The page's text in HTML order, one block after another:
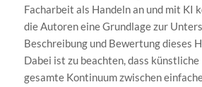
Facharbeit als Handeln an und mit KI
die Autoren eine Grundlage zur
Beschreibung und Bewertung dieses
Dabei ist zu beachten, dass
gesamte Kontinuum zwischen